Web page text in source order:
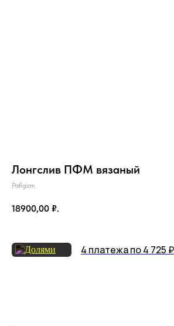
Лонгслив ПФМ вязаный
Pafigizm
18900,00 ₽.
4 платежа по 4 725 ₽